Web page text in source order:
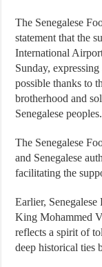
The Senegalese
statement that the
International
Sunday,
possible thanks to
brotherhood and
Senegalese peoples.
The Senegalese
and Senegalese
facilitating the
Earlier,
King Mohammed
reflects a spirit of
deep historical ties